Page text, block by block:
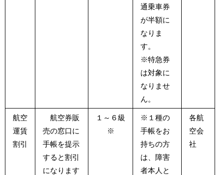
通乗車券
が半額に
なりま
す。
※特急券
は対象に
なりませ
ん。
航空
運賃
割引
航空券販
売の窓口に
手帳を提示
すると割引
になります
１～６級
※
※１種の
手帳をお
持ちの方
は、障害
者本人と
各航
空会
社